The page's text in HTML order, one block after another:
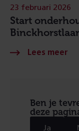
Start
23 februari 2026
Ben je
deze
Ja